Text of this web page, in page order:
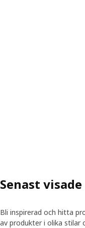
Senast visade
Bli inspirerad och hitta
av produkter i olika stilar